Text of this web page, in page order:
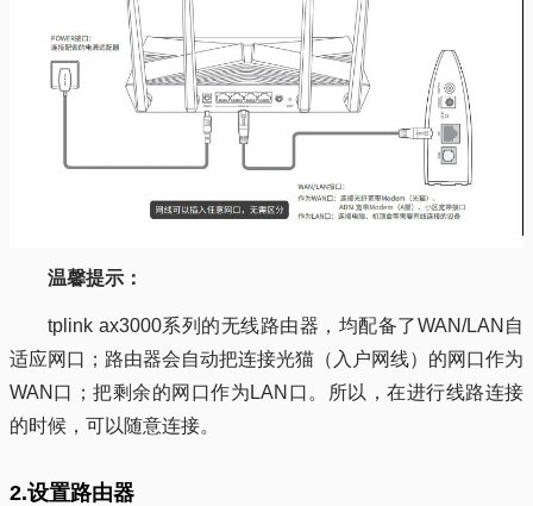
温馨提示：
tplink ax3000系列的无线路由器，均配备了WAN/LAN自
适应网口；路由器会自动把连接光猫（入户网线）的网口作为
WAN口；把剩余的网口作为LAN口。所以，在进行线路连接
的时候，可以随意连接。
2.设置路由器